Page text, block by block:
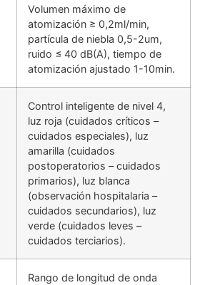
Volumen máximo de
atomización ≥ 0,2ml/min,
partícula de niebla 0,5-2um,
ruido ≤ 40 dB(A), tiempo de
atomización ajustado 1-10min.
Control inteligente de nivel 4,
luz roja (cuidados críticos –
cuidados especiales), luz
amarilla (cuidados
postoperatorios – cuidados
primarios), luz blanca
(observación hospitalaria –
cuidados secundarios), luz
verde (cuidados leves –
cuidados terciarios).
Rango de longitud de onda